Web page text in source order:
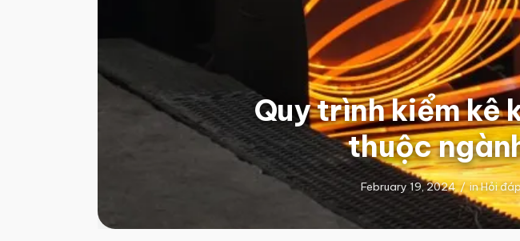
Quy trình kiểm kê
thuộc
February 19, 2024 / inHỏi